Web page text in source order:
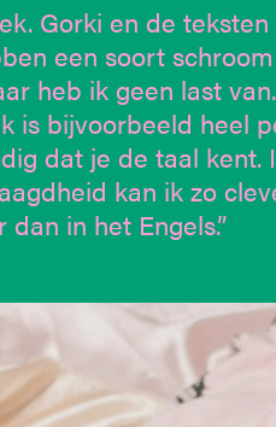
Gorki en de
een soort
heb ik geen last
is bijvoorbeeld heel
dat je de taal kent.
kan ik zo
in het Engels.”